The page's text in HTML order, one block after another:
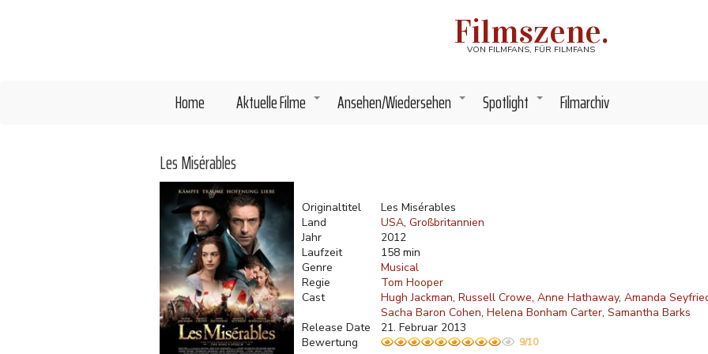
Filmszene.
VON FILMFANS, FÜR FILMFANS
Home +
Aktuelle Filme +
Ansehen/Wiedersehen +
Spotlight Filmarchiv
Les Misérables
Originaltitel
Les Misérables
Land
USA Großbritannien
Jahr
2012
Laufzeit
158 min
Genre
Musical
Regie
Tom Hooper
Cast
Hugh Jackman Russell Crowe Anne Hathaway Amanda
Sacha Baron Cohen Helena Bonham Carter Samantha Barks
Release Date
21. Februar 2013
Bewertung
9/10